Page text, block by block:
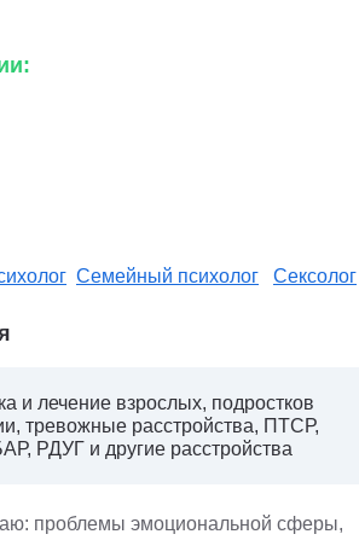
Семейный психолог Сексолог
и лечение взрослых, подростков
тревожные расстройства, ПТСР,
РДУГ и другие расстройства
проблемы эмоциональной сферы,